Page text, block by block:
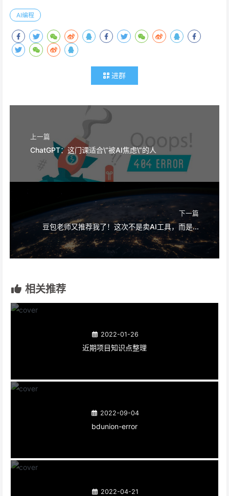
AI编程
进群
上一篇
ChatGPT：这门课适合\“被AI焦虑\”的人
下一篇
豆包老师又推荐我了！这次不是卖AI工具，而是...
相关推荐
2022-01-26
近期项目知识点整理
2022-09-04
bdunion-error
2022-04-21